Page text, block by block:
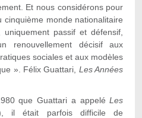
Et nous considérons pour
monde nationalitaire
passif et défensif,
renouvellement décisif aux
sociales et aux modèles
». Félix Guattari, Les Années
que Guattari a appeléLes
il était parfois difficile de